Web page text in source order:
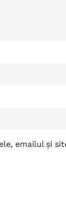
emailul și